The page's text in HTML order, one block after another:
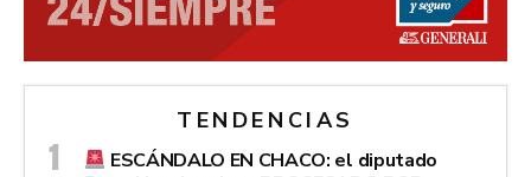
TENDENCIAS
ESCÁNDALO EN CHACO: el diputado